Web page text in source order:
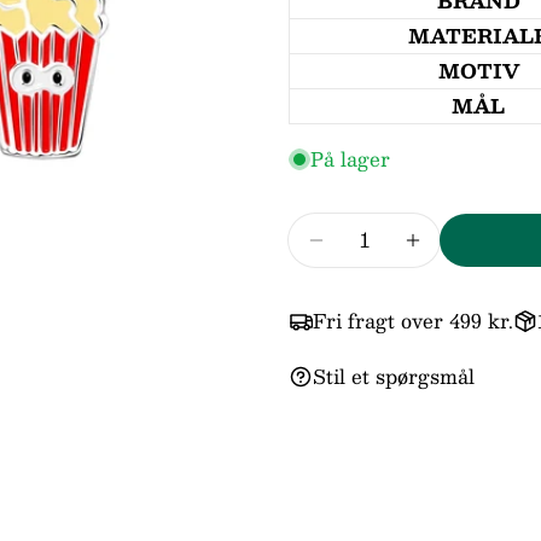
MOTIV
MÅL
På lager
ReducerForøg
Fri fragt over 499 kr.
Stil et spørgsmål
email
Din
telefon
Din